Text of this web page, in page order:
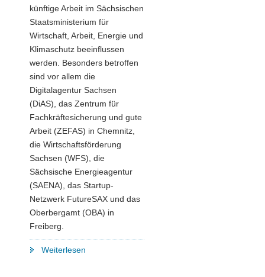
künftige Arbeit im Sächsischen
Staatsministerium für
Wirtschaft, Arbeit, Energie und
Klimaschutz beeinflussen
werden. Besonders betroffen
sind vor allem die
Digitalagentur Sachsen
(DiAS), das Zentrum für
Fachkräftesicherung und gute
Arbeit (ZEFAS) in Chemnitz,
die Wirtschaftsförderung
Sachsen (WFS), die
Sächsische Energieagentur
(SAENA), das Startup-
Netzwerk FutureSAX und das
Oberbergamt (OBA) in
Freiberg.
Weiterlesen